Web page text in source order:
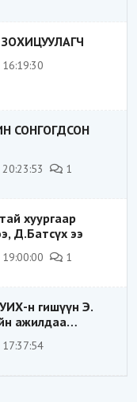
СОНГОГДСОН
1
хуургаар
Д.Батсүх ээ
1
н гишүүн Э.
ажилдаа
авсан уу/